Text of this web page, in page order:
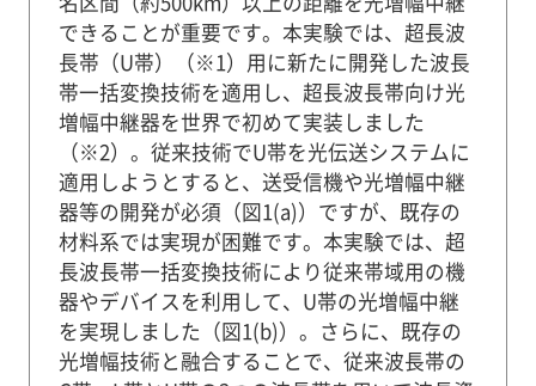
できることが重要です。本実験では、超長波
長帯（U帯）（※1）用に新たに開発した波長
帯一括変換技術を適用し、超長波長帯向け光
増幅中継器を世界で初めて実装しました
（※2）。従来技術でU帯を光伝送システムに
適用しようとすると、送受信機や光増幅中継
器等の開発が必須（図1(a)）ですが、既存の
材料系では実現が困難です。本実験では、超
長波長帯一括変換技術により従来帯域用の機
器やデバイスを利用して、U帯の光増幅中継
を実現しました（図1(b)）。さらに、既存の
光増幅技術と融合することで、従来波長帯の